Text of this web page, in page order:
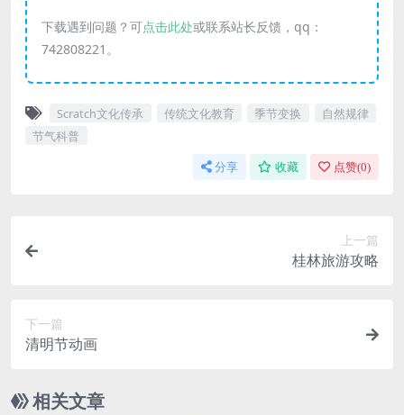
下载遇到问题？可点击此处或联系站长反馈，qq：
742808221。
Scratch文化传承 传统文化教育 季节变换
自然规律
节气科普
分享 收藏 点赞(0)
上一篇
桂林旅游攻略
下一篇
清明节动画
相关文章